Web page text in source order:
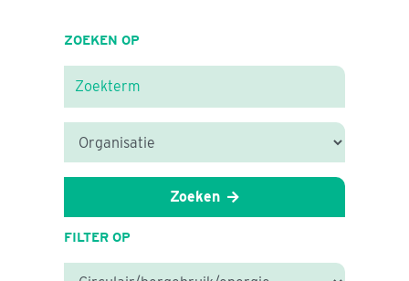
ZOEKEN OP
Zoeken
FILTER OP